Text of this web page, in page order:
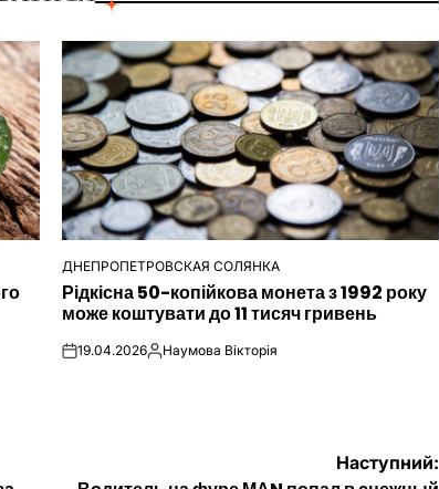
ОПУБЛІКУВАТИ
У
ДНЕПРОПЕТРОВСКАЯ СОЛЯНКА
Рідкісна 50-копійкова монета з 1992 року
може коштувати до 11 тисяч гривень
on19.04.2026Опубліковано
Наумова Вікторія
Наступний: